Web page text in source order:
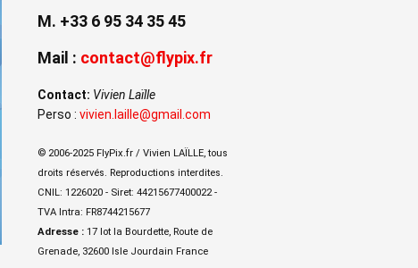
M. +33 6 95 34 35 45
Mail : contact@flypix.fr
Contact: Vivien Laïlle
Perso : vivien.laille@gmail.com
© 2006-2025 FlyPix.fr / Vivien LAÏLLE, tous
droits réservés. Reproductions interdites.
CNIL: 1226020 - Siret: 44215677400022 -
TVA Intra: FR8744215677
Adresse : 17 lot la Bourdette, Route de
Grenade, 32600 Isle Jourdain France